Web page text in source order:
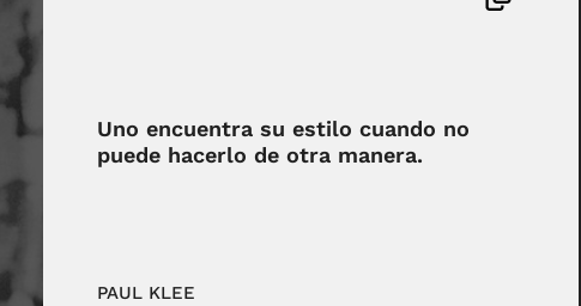
Uno encuentra su estilo cuando no
puede hacerlo de otra manera.
PAUL KLEE